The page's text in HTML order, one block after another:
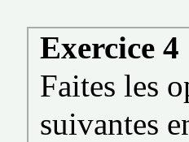
Exercice 4
Faites les
suivantes